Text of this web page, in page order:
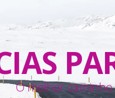
O melhor caminho